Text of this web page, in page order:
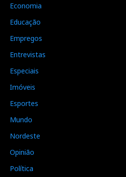
Economia
Educação
Empregos
Entrevistas
Especiais
Imóveis
Esportes
Mundo
Nordeste
Opinião
Política